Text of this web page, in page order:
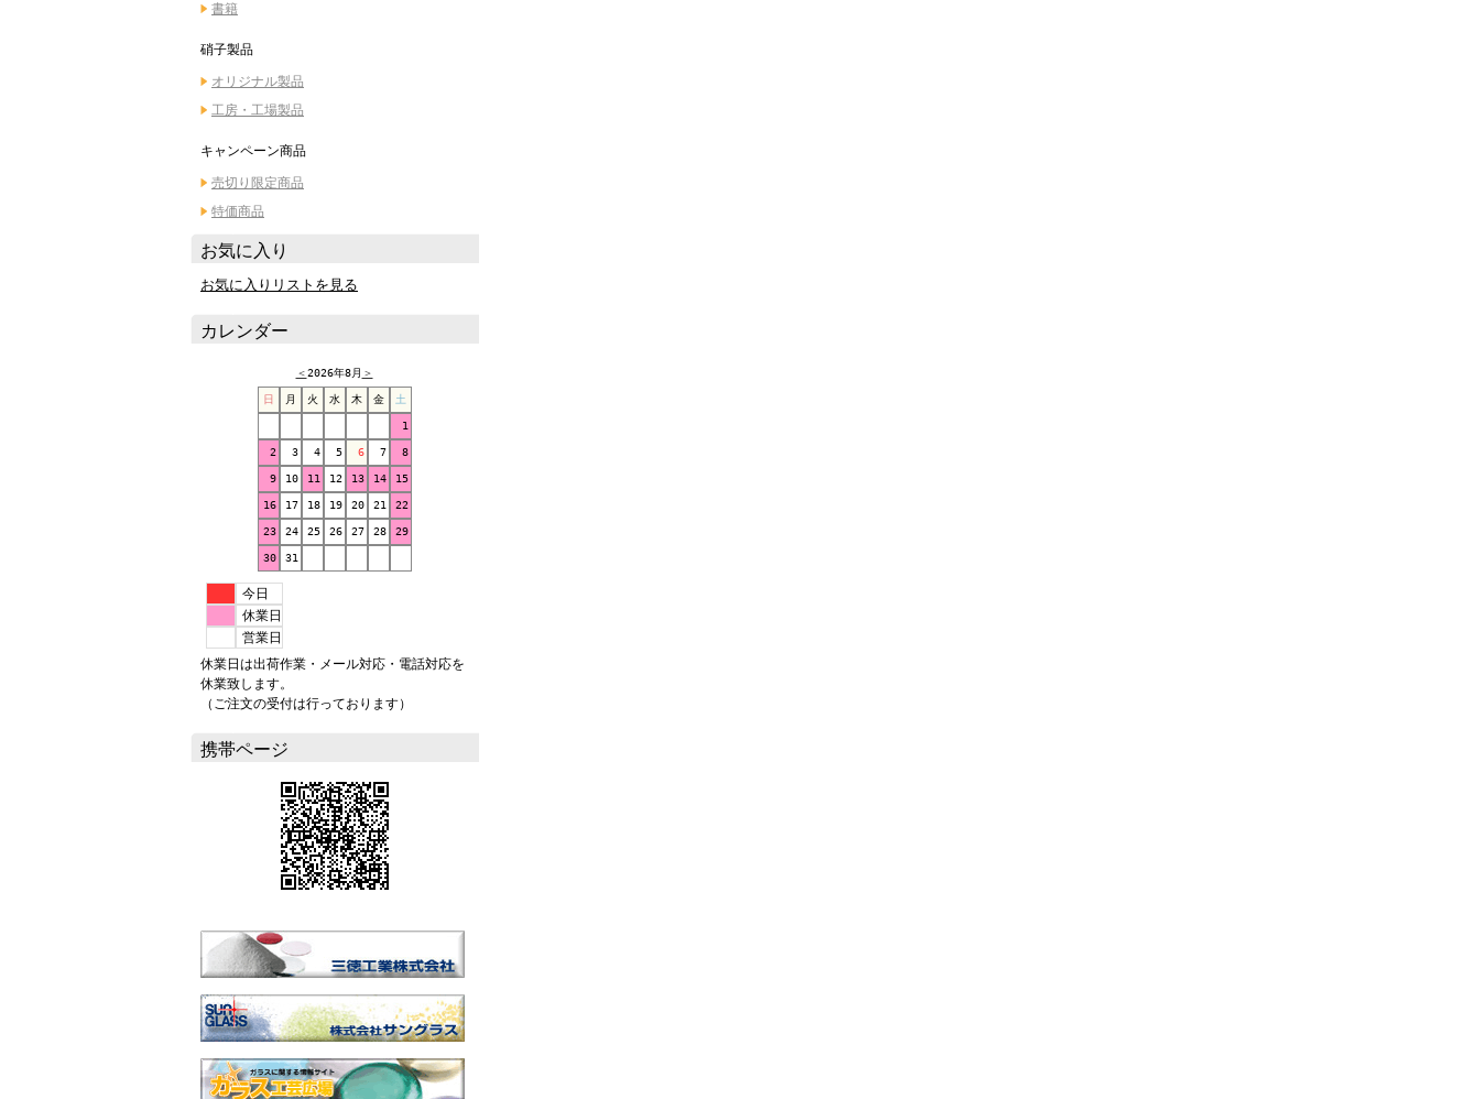
書籍
硝子製品
オリジナル製品
工房・工場製品
キャンペーン商品
売切り限定商品
特価商品
お気に入り
お気に入りリストを見る
カレンダー
＜2026年8月 ＞
日 月 火 水 木 金 土
1
2 3 4 5 6 7 8
9 10 11 12 13 14 15
16 17 18 19 20 21 22
23 24 25 26 27 28 29
30 31
今日
休業日
営業日
休業日は出荷作業・メール対応・電話対応を
休業致します。
（ご注文の受付は行っております）
携帯ページ